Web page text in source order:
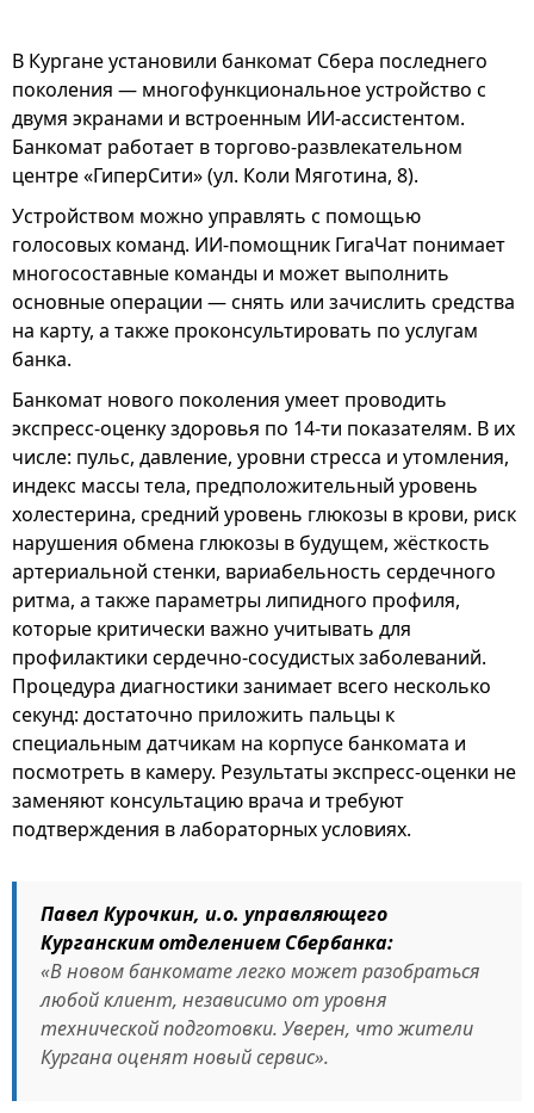
В Кургане установили банкомат Сбера последнего
поколения — многофункциональное устройство с
двумя экранами и встроенным ИИ-ассистентом.
Банкомат работает в торгово-развлекательном
центре «ГиперСити» (ул. Коли Мяготина, 8).
Устройством можно управлять с помощью
голосовых команд. ИИ-помощник ГигаЧат понимает
многосоставные команды и может выполнить
основные операции — снять или зачислить средства
на карту, а также проконсультировать по услугам
банка.
Банкомат нового поколения умеет проводить
экспресс-оценку здоровья по 14-ти показателям. В их
числе: пульс, давление, уровни стресса и утомления,
индекс массы тела, предположительный уровень
холестерина, средний уровень глюкозы в крови, риск
нарушения обмена глюкозы в будущем, жёсткость
артериальной стенки, вариабельность сердечного
ритма, а также параметры липидного профиля,
которые критически важно учитывать для
профилактики сердечно-сосудистых заболеваний.
Процедура диагностики занимает всего несколько
секунд: достаточно приложить пальцы к
специальным датчикам на корпусе банкомата и
посмотреть в камеру. Результаты экспресс-оценки не
заменяют консультацию врача и требуют
подтверждения в лабораторных условиях.
Павел Курочкин, и.о. управляющего
Курганским отделением Сбербанка:
«В новом банкомате легко может разобраться
любой клиент, независимо от уровня
технической подготовки. Уверен, что жители
Кургана оценят новый сервис».